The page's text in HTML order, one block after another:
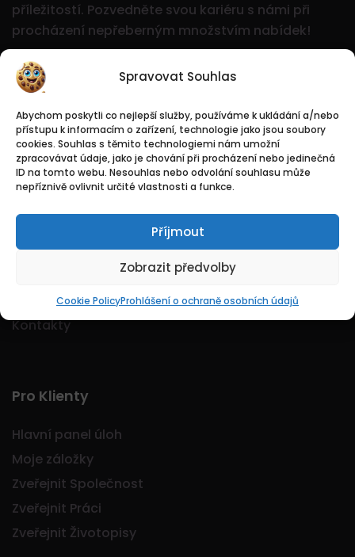
Spravovat Souhlas
Abychom poskytli co nejlepší služby, používáme k ukládání a/nebo
přístupu k informacím o zařízení, technologie jako jsou soubory
cookies. Souhlas s těmito technologiemi nám umožní
zpracovávat údaje, jako je chování při procházení nebo jedinečná
ID na tomto webu. Nesouhlas nebo odvolání souhlasu může
nepříznivě ovlivnit určité vlastnosti a funkce.
Příjmout
Zobrazit předvolby
Cookie PolicyProhlášení o ochraně osobních údajů
příležitostí. Pozvedněte svou kariéru s námi při
procházení nepřeberným množstvím nabídek!
Logo Jobmarkt.cz ® je registrovaná ochranná
známka.
Kontakty
Pro Klienty
Hlavní panel úloh
Moje záložky
Zveřejnit Společnost
Zveřejnit Práci
Zveřejnit Životopisy